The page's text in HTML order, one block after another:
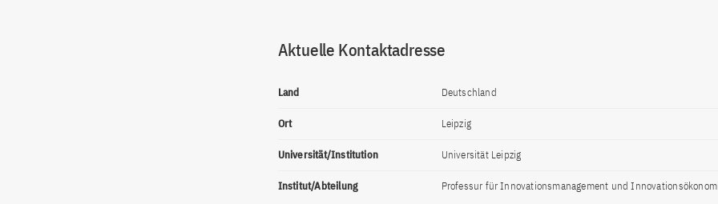
Aktuelle Kontaktadresse
Land Deutschland
Ort Leipzig
Universität/Institution Universität Leipzig
Institut/Abteilung Professur für Innovationsmanagement und